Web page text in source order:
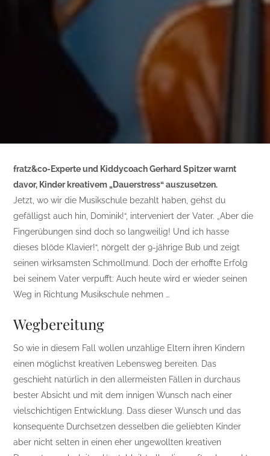
fratz&co-Experte und Kiddycoach Gerhard Spitzer warnt
davor, Kinder kreativem „Dauerstress“ auszusetzen.
Jetzt, wo wir die Musikschule bezahlt haben, gehst du
gefälligst auch hin, Dominik!“, interveniert der Vater. „Aber die
Fingerübungen sind doch so langweilig! Und ich hasse
dieses blöde Klavier!“, nörgelt der 9-jährige Bub und zeigt
seinen wirksamsten Schmollmund. Doch der erhoffte Erfolg
bei seinem Vater verpufft: Auch heute wird er wieder seinen
Weg in Richtung Musikschule nehmen …
Wegbereitung
So wie in diesem Fall wollen unzählige Eltern ihren Kindern
einen möglichst kreativen Lebensweg bereiten. Das
geschieht natürlich in den allermeisten Fällen in durchaus
bester Absicht und mit dem innigen Wunsch nach einer
vielschichtigen Entwicklung. Dass dieser Wunsch und das
konsequente Durchsetzen desselben die geliebten Kinder
aber nicht selten in einen eher ungewollten kreativen